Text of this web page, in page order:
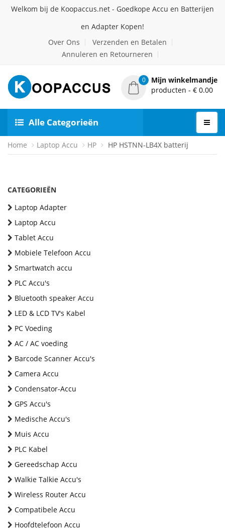
Welkom bij de Koopaccus.net - Goedkope Accu en Batterijen
en Adapter Kopen!
Over Ons
Verzenden en Betalen
Annuleren en Retourneren
0
Mijn winkelmandje
producten - € 0.00
Alle Categorieën
Home Laptop Accu HP HP HSTNN-LB4X batterij
CATEGORIEËN
Laptop Adapter
Laptop Accu
Tablet Accu
Mobiele Telefoon Accu
Smartwatch accu
PLC Accu's
Bluetooth speaker Accu
LED & LCD TV's Kabel
PC Voeding
AC / AC voeding
Barcode Scanner Accu's
Camera Accu
Condensator-Accu
GPS Accu's
Medische Accu's
Muis Accu
PLC Kabel
Gereedschap Accu
Walkie Talkie Accu's
Wireless Router Accu
Compatibele Accu
Hoofdtelefoon Accu